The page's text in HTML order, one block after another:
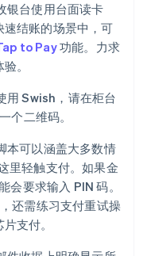
银台使用台面读卡
结账的场景中，可
to Pay功能。力求
。
用 Swish，请在柜台
个二维码。
本可以涵盖大多数情
里轻触支付。如果金
要求输入 PIN 码。
还需练习支付重试操
支付。